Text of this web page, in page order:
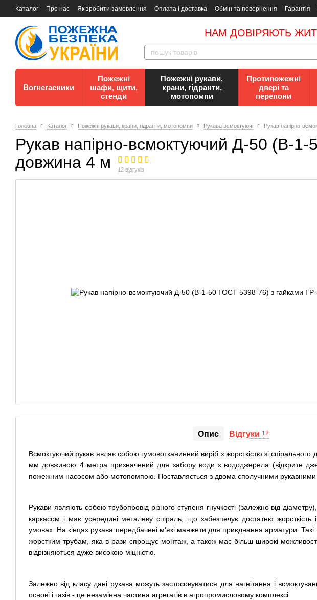
Каталог Про нас Як зробити замовлення Оплата і доставка Обмін та повернення Гарантія
Документи
Контакти Документи з пожежної безпеки
НАМ ДОВІРЯЮТЬ
Вогнегасники
Пожежні
шафи, щити,
стенди
Пожежні рукави,
крани, гідранти,
мотопомпи
Протипожежні
двері та
перепони
Головна Каталог Пожежні рукави, крани, гідранти, мотопомпи Рукава всмоктуючі Рукав напірно-
Рукав напірно-всмоктуючий Д-50 (В-
довжина 4 м
12 відгуків
Опис Відгуки 12
Всмоктуючий рукав являє собою гумовотканинний виріб з жорсткістю зі
мм довжиною 4 метра призначений для забору води з вододжерела (відкрите
пожежним насосом або мотопомпою. Поставляється з двома сполучними рукавними
Рукави являють собою трубопровід різного ступеня гнучкості (залежно від
каркасом і має усередині металеву спіраль, що забезпечує достатню жорсткість і
умовах. На кінцях рукава передбачені м'які манжети для приєднання арматури.
жорстким трубам, яка в рази спрощує монтаж, а також має більш широкі
відрізняються дуже високою міцністю.
Залежно від класу дані рукава можуть застосовуватися для нагнітання і
основі і газів - це незамінна частина агрегатів в агропромисловому комплексі.